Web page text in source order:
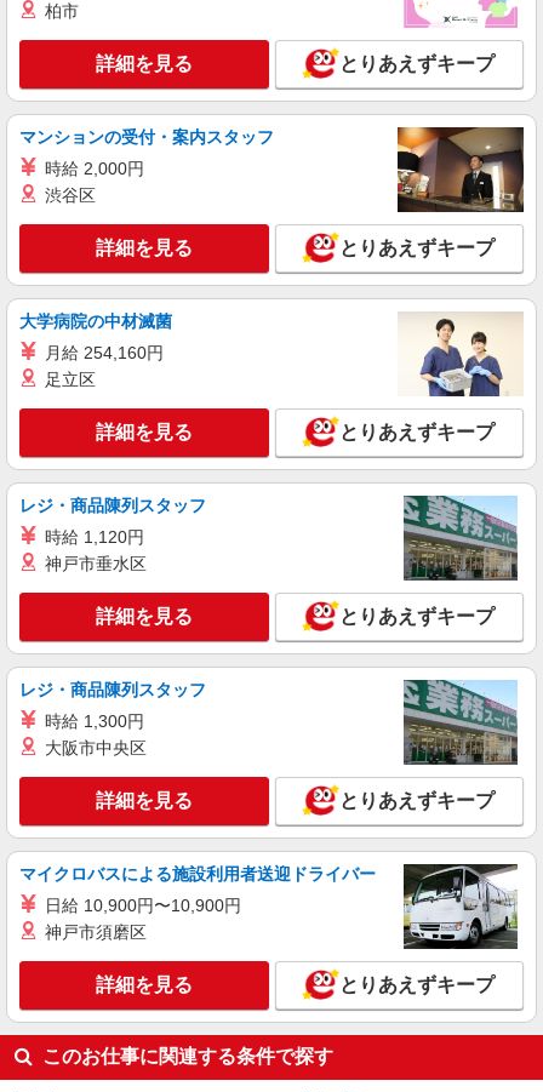
柏市
詳細を見る とりあえずキープ
マンションの受付・案内スタッフ
時給 2,000円
渋谷区
詳細を見る とりあえずキープ
大学病院の中材滅菌
月給 254,160円
足立区
詳細を見る とりあえずキープ
レジ・商品陳列スタッフ
時給 1,120円
神戸市垂水区
詳細を見る とりあえずキープ
レジ・商品陳列スタッフ
時給 1,300円
大阪市中央区
詳細を見る とりあえずキープ
マイクロバスによる施設利用者送迎ドライバー
日給 10,900円〜10,900円
神戸市須磨区
詳細を見る とりあえずキープ
このお仕事に関連する条件で探す